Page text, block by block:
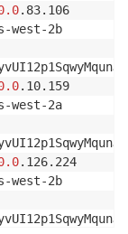
.83.106
west-2b
.10.159
west-2a
.126.224
west-2b